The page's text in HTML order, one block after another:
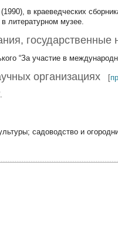
в краеведческих
литературном музее.
государственные
“За участие в
организациях [
садоводство и